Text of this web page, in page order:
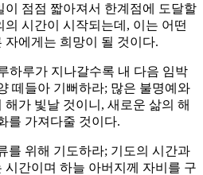
이 점점 짧아져서 한계점에 도달할
시간이 시작되는데, 이는 어떤
에게는 희망이 될 것이다.
하루가 지나갈수록 내 다음 임박
떼들아 기뻐하라; 많은 불명예와
가 빛날 것이니, 새로운 삶의 해
를 가져다줄 것이다.
를 위해 기도하라; 기도의 시간과
시간이며 하늘 아버지께 자비를 구